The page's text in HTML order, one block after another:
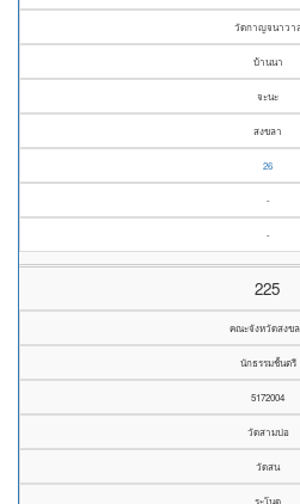
วัดกาญจนาวา
บ้านนา
จะนะ
สงขลา
26
-
-
225
คณะจังหวัดสงข
นักธรรมชั้นตรี
5172004
วัดสามบ่อ
วัดสน
ระโนด